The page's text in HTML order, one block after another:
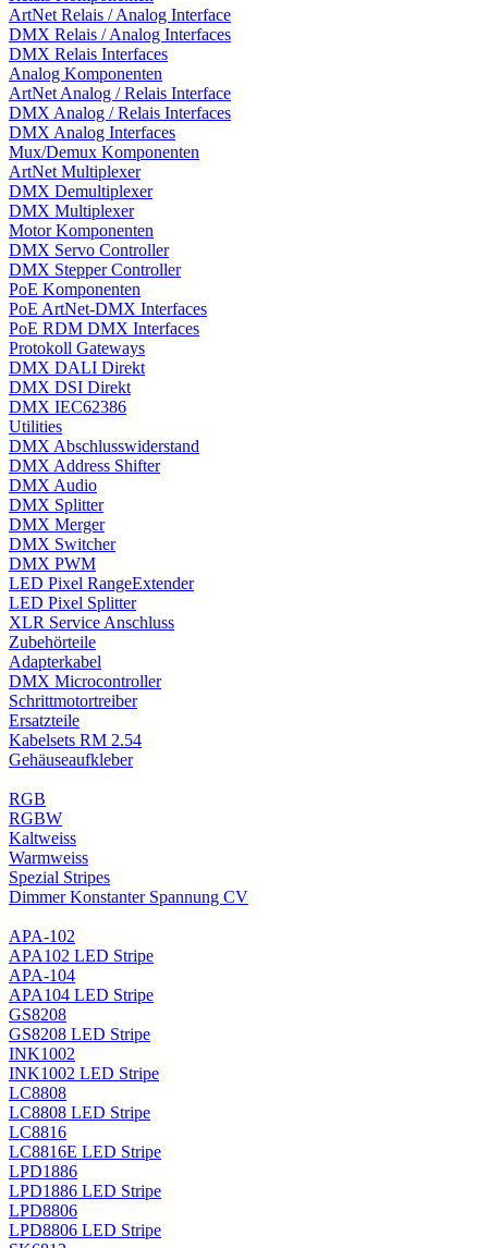
ArtNet Relais / Analog Interface
DMX Relais / Analog Interfaces
DMX Relais Interfaces
Analog Komponenten
ArtNet Analog / Relais Interface
DMX Analog / Relais Interfaces
DMX Analog Interfaces
Mux/Demux Komponenten
ArtNet Multiplexer
DMX Demultiplexer
DMX Multiplexer
Motor Komponenten
DMX Servo Controller
DMX Stepper Controller
PoE Komponenten
PoE ArtNet-DMX Interfaces
PoE RDM DMX Interfaces
Protokoll Gateways
DMX DALI Direkt
DMX DSI Direkt
DMX IEC62386
Utilities
DMX Abschlusswiderstand
DMX Address Shifter
DMX Audio
DMX Splitter
DMX Merger
DMX Switcher
DMX PWM
LED Pixel RangeExtender
LED Pixel Splitter
XLR Service Anschluss
Zubehörteile
Adapterkabel
DMX Microcontroller
Schrittmotortreiber
Ersatzteile
Kabelsets RM 2.54
Gehäuseaufkleber
RGB
RGBW
Kaltweiss
Warmweiss
Spezial Stripes
Dimmer Konstanter Spannung CV
APA-102
APA102 LED Stripe
APA-104
APA104 LED Stripe
GS8208
GS8208 LED Stripe
INK1002
INK1002 LED Stripe
LC8808
LC8808 LED Stripe
LC8816
LC8816E LED Stripe
LPD1886
LPD1886 LED Stripe
LPD8806
LPD8806 LED Stripe